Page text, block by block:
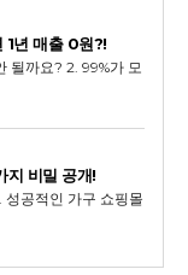
1년 매출 0원?!
지 비밀 공개!
성공적인 가구 쇼핑몰